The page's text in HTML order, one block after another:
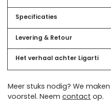
verschillende opdrukken,
Specificaties
Levering & Retour
Het verhaal achter Ligarti
Meer stuks nodig? We
voorstel. Neem contact op.